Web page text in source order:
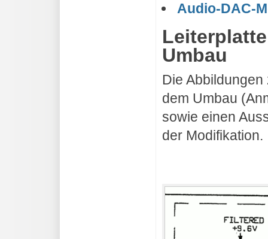
Audio-DAC-
Umbau
Die
dem Umbau
sowie einen
der Modifikation.